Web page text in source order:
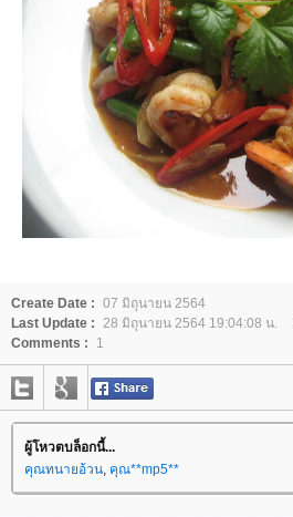
Create Date : 07 มิถุนายน 2564
Last Update : 28 มิถุนายน 2564 19:04:08 น.
Comments :
1
ผู้โหวตบล็อกนี้...
คุณทนายอ้วน, คุณ**mp5**